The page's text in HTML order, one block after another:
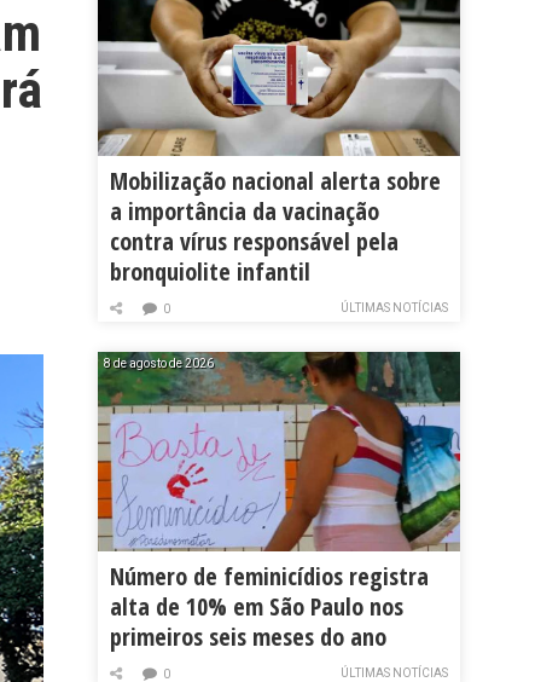
Mobilização nacional alerta sobre
a importância da vacinação
contra vírus responsável pela
bronquiolite infantil
ÚLTIMAS NOTÍCIAS
0
8 de agosto de 2026
Número de feminicídios registra
alta de 10% em São Paulo nos
primeiros seis meses do ano
ÚLTIMAS NOTÍCIAS
0